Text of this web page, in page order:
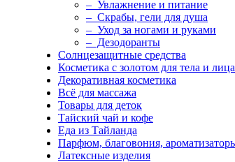
– Увлажнение и питание
– Скрабы, гели для душа
– Уход за ногами и руками
– Дезодоранты
Солнцезащитные средства
Косметика с золотом для тела и лица
Декоративная косметика
Всё для массажа
Товары для деток
Тайский чай и кофе
Еда из Тайланда
Парфюм, благовония,
Латексные изделия